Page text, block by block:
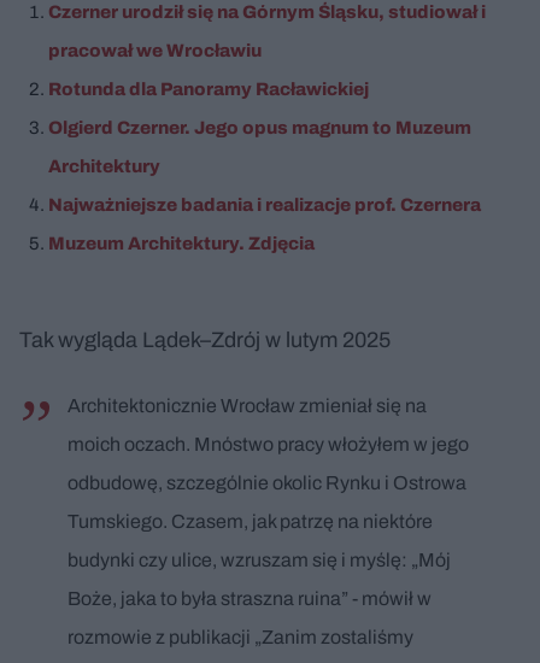
Czerner urodził się na Górnym Śląsku, studiował i
pracował we Wrocławiu
Rotunda dla Panoramy Racławickiej
Olgierd Czerner. Jego opus magnum to Muzeum
Architektury
Najważniejsze badania i realizacje prof. Czernera
Muzeum Architektury. Zdjęcia
Tak wygląda Lądek–Zdrój w lutym 2025
Architektonicznie Wrocław zmieniał się na
moich oczach. Mnóstwo pracy włożyłem w jego
odbudowę, szczególnie okolic Rynku i Ostrowa
Tumskiego. Czasem, jak patrzę na niektóre
budynki czy ulice, wzruszam się i myślę: „Mój
Boże, jaka to była straszna ruina” - mówił w
rozmowie z publikacji „Zanim zostaliśmy